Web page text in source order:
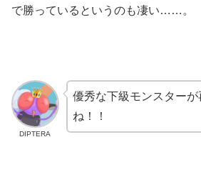
で勝っているというのも凄い……。
DIPTERA
優秀な下級モンスターが
ね！！